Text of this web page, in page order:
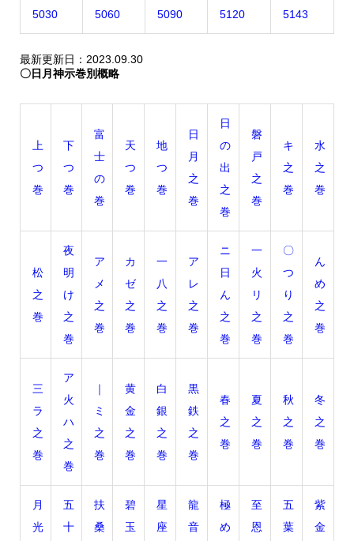
5030
5060
5090
5120
5143
最新更新日：2023.09.30
〇日月神示巻別概略
上
つ
巻
下
つ
巻
富
士
の
巻
天
つ
巻
地
つ
巻
日
月
之
巻
日
の
出
之
巻
磐
戸
之
巻
キ
之
巻
水
之
巻
松
之
巻
夜
明
け
之
巻
ア
メ
之
巻
カ
ゼ
之
巻
一
八
之
巻
ア
レ
之
巻
ニ
日
ん
之
巻
一
火
リ
之
巻
〇
つ
り
之
巻
ん
め
之
巻
三
ラ
之
巻
ア
火
ハ
之
巻
｜
ミ
之
巻
黄
金
之
巻
白
銀
之
巻
黒
鉄
之
巻
春
之
巻
夏
之
巻
秋
之
巻
冬
之
巻
月
光
五
十
扶
桑
碧
玉
星
座
龍
音
極
め
至
恩
五
葉
紫
金